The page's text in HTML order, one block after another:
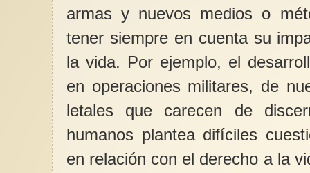
armas y nuevos medios o
tener siempre en cuenta su
la vida. Por ejemplo, el
en operaciones militares, de
letales que carecen de
humanos plantea difíciles
en relación con el derecho a la